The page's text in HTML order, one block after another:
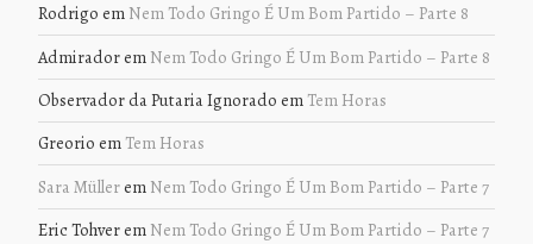
Rodrigo em Nem Todo Gringo É Um Bom Partido – Parte 8
Admiradorem Nem Todo Gringo É Um Bom Partido – Parte 8
Observador da Putaria Ignorado em Tem Horas
Greorio em Tem Horas
Sara Müllerem Nem Todo Gringo É Um Bom Partido – Parte 7
Eric Tohverem Nem Todo Gringo É Um Bom Partido – Parte 7